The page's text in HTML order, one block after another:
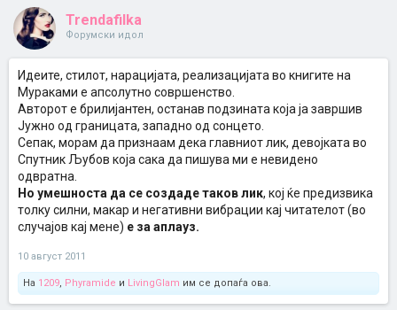
Trendafilka
Форумски идол
Идеите, стилот, нарацијата, реализацијата во книгите на
Мураками е апсолутно совршенство.
Авторот е брилијантен, останав подзината која ја завршив
Јужно од границата, западно од сонцето.
Сепак, морам да признаам дека главниот лик, девојката во
Спутник Љубов која сака да пишува ми е невидено
одвратна.
Но умешноста да се создаде таков лик, кој ќе предизвика
толку силни, макар и негативни вибрации кај читателот (во
случајов кај мене) е за аплауз.
10 август 2011
На 1209, Phyramide и LivingGlam им се допаѓа ова.